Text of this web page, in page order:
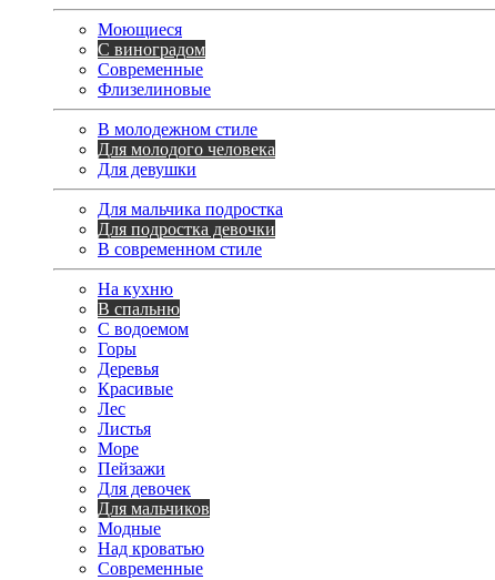
Моющиеся
С виноградом
Современные
Флизелиновые
В молодежном стиле
Для молодого человека
Для девушки
Для мальчика подростка
Для подростка девочки
В современном стиле
На кухню
В спальню
С водоемом
Горы
Деревья
Красивые
Лес
Листья
Море
Пейзажи
Для девочек
Для мальчиков
Модные
Над кроватью
Современные